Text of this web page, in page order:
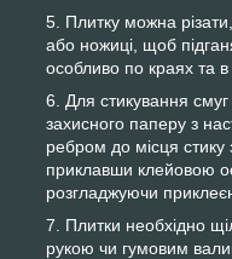
Плитку можна
або ножиці, щоб
особливо по краях та в
Для стикування
захисного паперу з
ребром до місця
приклавши клейовою
розгладжуючи
Плитки необхідно
рукою чи гумовим